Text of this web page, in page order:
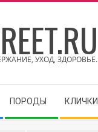
УХОД, ЗДОРОВЬЕ.
ПОРОДЫ КЛИЧКИ